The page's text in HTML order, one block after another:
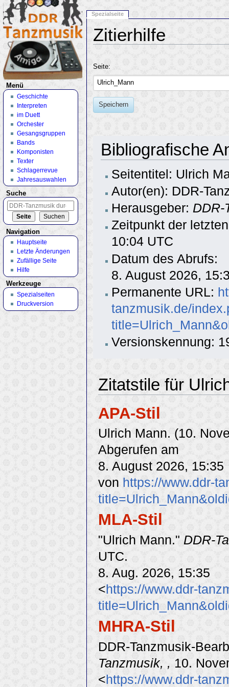
Zitierhilfe
Seite:
Speichern
Bibliografische
Seitentitel: Ulrich
Autor(en): DDR-
Herausgeber:
Zeitpunkt der
10:04 UTC
Datum des Abrufs:
8. August 2026,
Permanente URL:
tanzmusik.de/
Versionskennung:
Zitatstile für
APA-Stil
Ulrich Mann. (10.
Abgerufen am
8. August 2026, 15:35
von https://www.ddr-
MLA-Stil
"Ulrich Mann."DDR-
UTC.
8. Aug. 2026, 15:35
<https://www.ddr-
MHRA-Stil
DDR-Tanzmusik-
Tanzmusik, , 10.
<https://www.ddr-
Spezialseite
Menü
Geschichte
Interpreten
im Duett
Orchester
Gesangsgruppen
Bands
Komponisten
Texter
Schlagerrevue
Jahresauswahlen
Suche
Navigation
Hauptseite
Letzte Änderungen
Zufällige Seite
Hilfe
Werkzeuge
Spezialseiten
Druckversion